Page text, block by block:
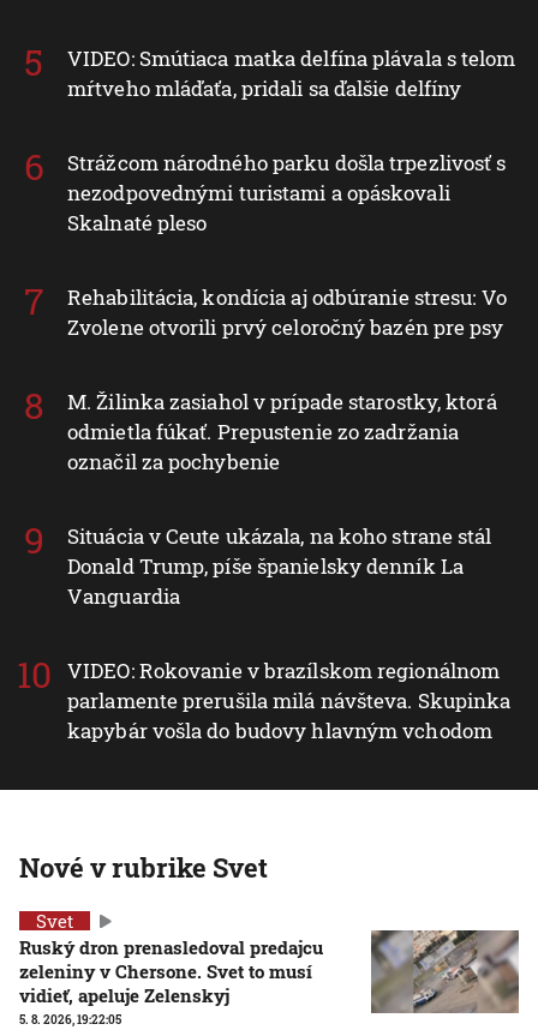
VIDEO: Smútiaca matka delfína plávala s telom
mŕtveho mláďaťa, pridali sa ďalšie delfíny
Strážcom národného parku došla trpezlivosť s
nezodpovednými turistami a opáskovali
Skalnaté pleso
Rehabilitácia, kondícia aj odbúranie stresu: Vo
Zvolene otvorili prvý celoročný bazén pre psy
M. Žilinka zasiahol v prípade starostky, ktorá
odmietla fúkať. Prepustenie zo zadržania
označil za pochybenie
Situácia v Ceute ukázala, na koho strane stál
Donald Trump, píše španielsky denník La
Vanguardia
VIDEO: Rokovanie v brazílskom regionálnom
parlamente prerušila milá návšteva. Skupinka
kapybár vošla do budovy hlavným vchodom
Nové v rubrike Svet
Svet
Ruský dron prenasledoval predajcu
zeleniny v Chersone. Svet to musí
vidieť, apeluje Zelenskyj
5. 8. 2026, 19:22:05